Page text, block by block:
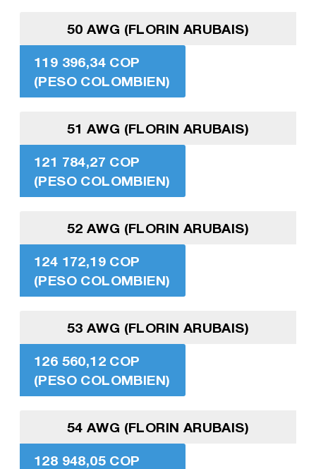
50 AWG (FLORIN ARUBAIS)
119 396,34 COP
(PESO COLOMBIEN)
51 AWG (FLORIN ARUBAIS)
121 784,27 COP
(PESO COLOMBIEN)
52 AWG (FLORIN ARUBAIS)
124 172,19 COP
(PESO COLOMBIEN)
53 AWG (FLORIN ARUBAIS)
126 560,12 COP
(PESO COLOMBIEN)
54 AWG (FLORIN ARUBAIS)
128 948,05 COP